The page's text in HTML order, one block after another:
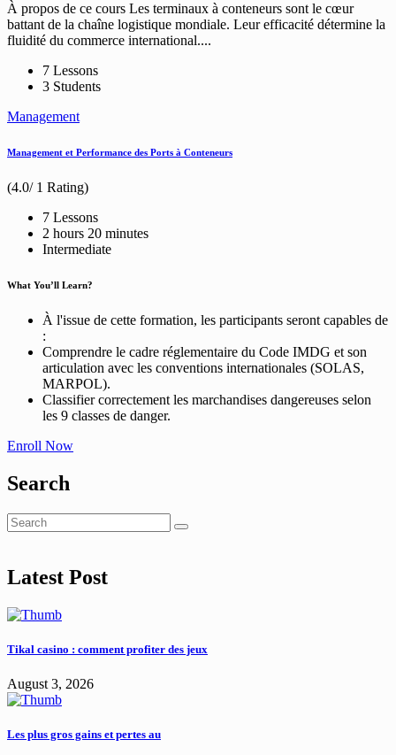
À propos de ce cours Les terminaux à conteneurs sont le cœur
battant de la chaîne logistique mondiale. Leur efficacité détermine la
fluidité du commerce international....
7 Lessons
3 Students
Management
Management et Performance des Ports à Conteneurs
(4.0/ 1 Rating)
7 Lessons
2 hours 20 minutes
Intermediate
What You’ll Learn?
À l'issue de cette formation, les participants seront capables de
:
Comprendre le cadre réglementaire du Code IMDG et son
articulation avec les conventions internationales (SOLAS,
MARPOL).
Classifier correctement les marchandises dangereuses selon
les 9 classes de danger.
Enroll Now
Search
Latest Post
Tikal casino : comment profiter des jeux
August 3, 2026
Les plus gros gains et pertes au